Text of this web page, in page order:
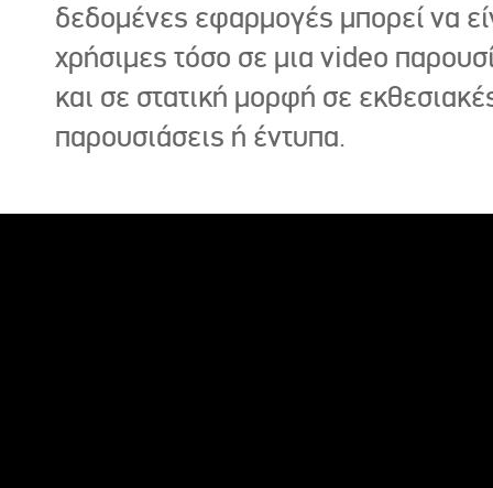
δεδομένες εφαρμογές μπορεί να
χρήσιμες τόσο σε μια video
και σε στατική μορφή σε
παρουσιάσεις ή έντυπα.